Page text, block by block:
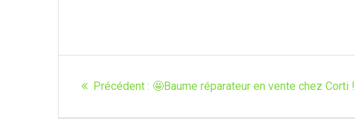
Navigation
Précédent : Article
:
🤩Baume réparateur en vente chez Corti !